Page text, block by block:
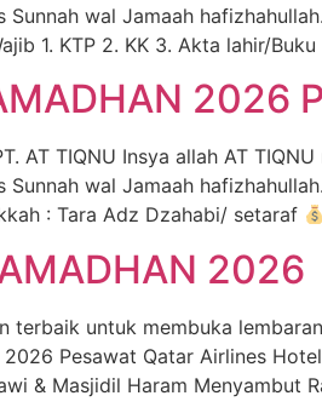
wal Jamaah
1. KTP 2. KK 3. Akta lahir/
2026
AT TIQNU Insya allah AT
wal Jamaah
: Tara Adz Dzahabi/ setaraf
2026
terbaik untuk membuka
Pesawat Qatar Airlines
& Masjidil Haram Menyambut